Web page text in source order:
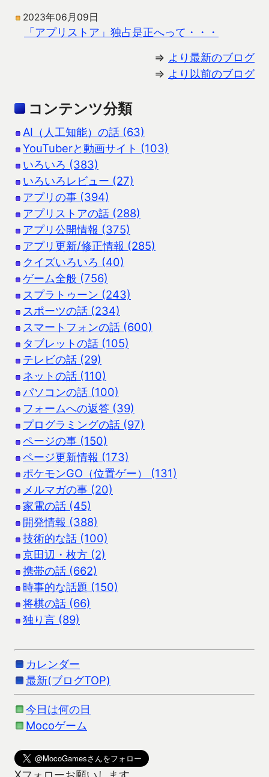
2023年06月09日
「アプリストア」独占是正へって・・・
⇒ より最新のブログ
⇒ より以前のブログ
コンテンツ分類
AI（人工知能）の話 (63)
YouTuberと動画サイト (103)
いろいろ (383)
いろいろレビュー (27)
アプリの事 (394)
アプリストアの話 (288)
アプリ公開情報 (375)
アプリ更新/修正情報 (285)
クイズいろいろ (40)
ゲーム全般 (756)
スプラトゥーン (243)
スポーツの話 (234)
スマートフォンの話 (600)
タブレットの話 (105)
テレビの話 (29)
ネットの話 (110)
パソコンの話 (100)
フォームへの返答 (39)
プログラミングの話 (97)
ページの事 (150)
ページ更新情報 (173)
ポケモンGO（位置ゲー） (131)
メルマガの事 (20)
家電の話 (45)
開発情報 (388)
技術的な話 (100)
京田辺・枚方 (2)
携帯の話 (662)
時事的な話題 (150)
将棋の話 (66)
独り言 (89)
カレンダー
最新(ブログTOP)
今日は何の日
Mocoゲーム
Xフォローお願いします。